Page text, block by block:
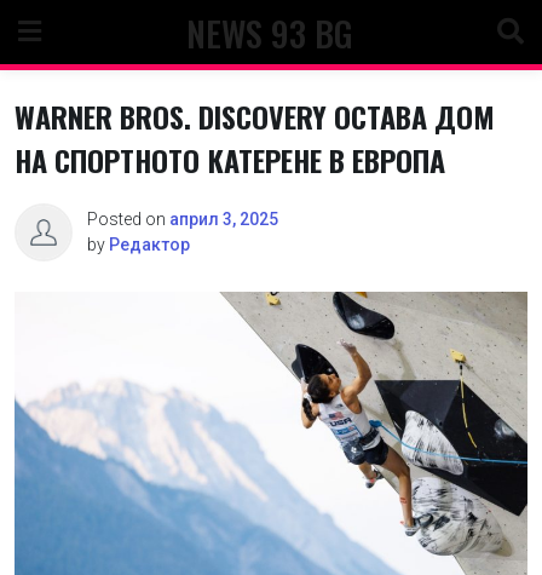
content
NEWS 93 BG
WARNER BROS. DISCOVERY ОСТАВА ДОМ
НА СПОРТНОТО КАТЕРЕНЕ В ЕВРОПА
Posted on април 3, 2025
by Редактор